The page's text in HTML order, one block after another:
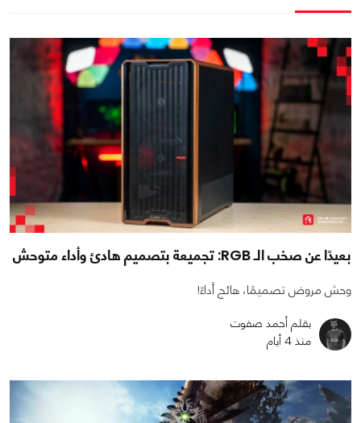
بعيدًا عن صخب الـ RGB: تجميعة بتصميم هادئ وأداء متوحش
وحش مروض تصميمًا، هائج أداءً!
بقلم أحمد صفوت
منذ 4 أيام